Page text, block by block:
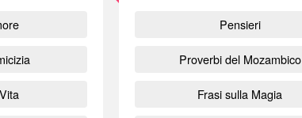
Pensieri
Proverbi del Mozambico
Frasi sulla Magia